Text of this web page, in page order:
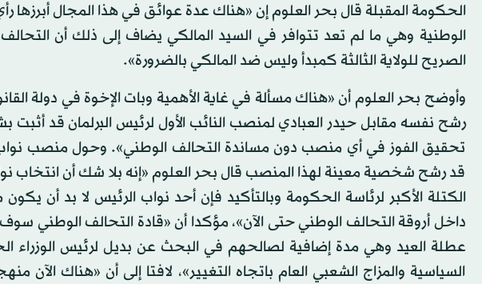
الحكومة المقبلة قال بحر العلوم إن «هناك عدة عوائق في هذا المجال أبرزها
الوطنية وهي ما لم تعد تتوافر في السيد المالكي يضاف إلى ذلك أن
الصريح للولاية الثالثة كمبدأ وليس ضد المالكي بالضرورة».
وأوضح بحر العلوم أن «هناك مسألة في غاية الأهمية وبات الإخوة في دولة
رشح نفسه مقابل حيدر العبادي لمنصب النائب الأول لرئيس البرلمان قد
تحقيق الفوز في أي منصب دون مساندة التحالف الوطني». وحول منصب نواب
قد رشح شخصية معينة لهذا المنصب قال بحر العلوم «إنه بلا شك أن
الكتلة الأكبر لرئاسة الحكومة وبالتأكيد فإن أحد نواب الرئيس لا بد أن
داخل أروقة التحالف الوطني حتى الآن»، مؤكدا أن «قادة التحالف الوطني
عطلة العيد وهي مدة إضافية لصالحهم في البحث عن بديل لرئيس الوزراء
السياسية والمزاج الشعبي العام باتجاه التغيير»، لافتا إلى أن «هناك الآن